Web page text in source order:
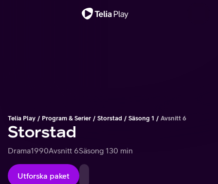
Telia Play Program & Serier Storstad Säsong 1 Avsnitt 6
Storstad
Drama1990Avsnitt 6Säsong 130 min
Utforska paket